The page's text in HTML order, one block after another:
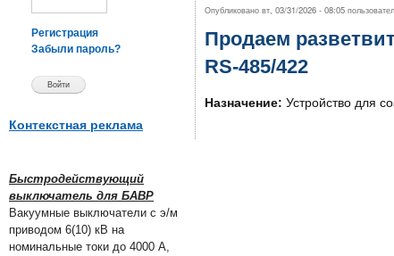
Регистрация
Забыли пароль?
Контекстная реклама
Быстродействующий
выключатель для БАВР
Вакуумные выключатели с э/м
приводом 6(10) кВ на
номинальные токи до 4000 А,
Опубликовано вт, 03/31/2026 - 08:05
Продаем
RS-485/422
Назначение: Устройство для